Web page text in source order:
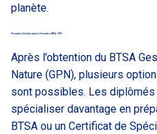
planète.
Poursuites d’études après la formation BTSA GPN
Après l’obtention du BTSA
Nature (GPN), plusieurs
sont possibles. Les
spécialiser davantage en
BTSA ou un Certificat de